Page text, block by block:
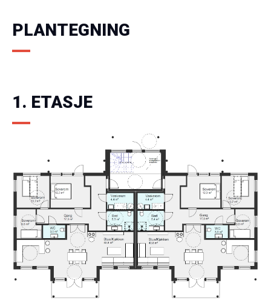
PLANTEGNING
1. ETASJE